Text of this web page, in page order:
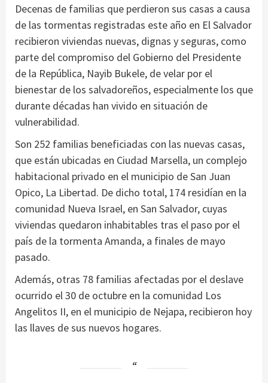
Decenas de familias que perdieron sus casas a causa
de las tormentas registradas este año en El Salvador
recibieron viviendas nuevas, dignas y seguras, como
parte del compromiso del Gobierno del Presidente
de la República, Nayib Bukele, de velar por el
bienestar de los salvadoreños, especialmente los que
durante décadas han vivido en situación de
vulnerabilidad.
Son 252 familias beneficiadas con las nuevas casas,
que están ubicadas en Ciudad Marsella, un complejo
habitacional privado en el municipio de San Juan
Opico, La Libertad. De dicho total, 174 residían en la
comunidad Nueva Israel, en San Salvador, cuyas
viviendas quedaron inhabitables tras el paso por el
país de la tormenta Amanda, a finales de mayo
pasado.
Además, otras 78 familias afectadas por el deslave
ocurrido el 30 de octubre en la comunidad Los
Angelitos II, en el municipio de Nejapa, recibieron hoy
las llaves de sus nuevos hogares.